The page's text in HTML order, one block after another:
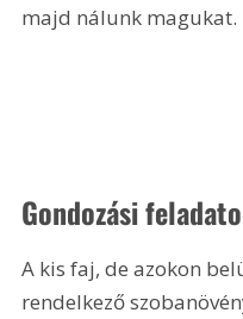
majd nálunk magukat.
Gondozási
A kis faj, de azokon
rendelkező